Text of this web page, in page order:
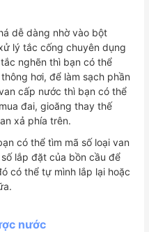
dễ dàng nhờ vào bột
lý tắc cống chuyên dụng
nghẽn thì bạn có thể
hơi, để làm sạch phần
cấp nước thì bạn có thể
đai, gioăng thay thế
xả phía trên.
có thể tìm mã số loại van
lắp đặt của bồn cầu để
có thể tự mình lắp lại hoặc
nước